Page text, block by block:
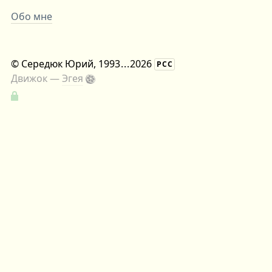
Обо мне
© Середюк Юрий, 1993...2026 РСС
Движок —Эгея